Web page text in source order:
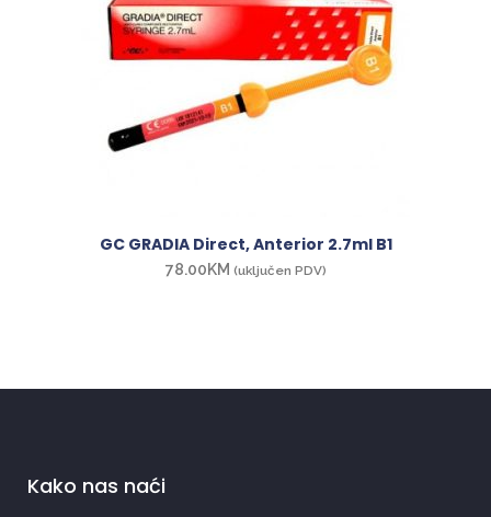
GC GRADIA Direct, Anterior 2.7ml B1
78.00KM (uključen PDV)
Kako nas naći